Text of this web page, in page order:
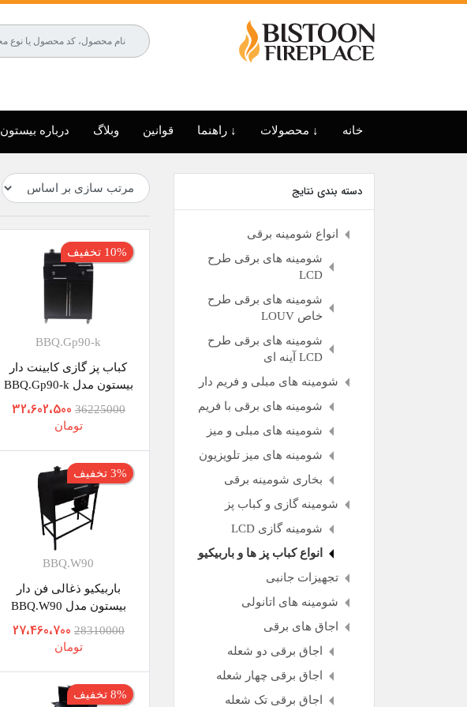
خانه ↓ محصولات ↓ راهنما قوانین وبلاگ درباره بیستون
دسته بندی نتایج
انواع شومینه برقی
شومینه های برقی طرح
LCD
شومینه های برقی طرح
خاص LOUV
شومینه های برقی طرح
LCD آینه ای
شومینه های مبلی و فریم دار
شومینه های برقی با فریم
شومینه های مبلی و میز
شومینه های میز تلویزیون
بخاری شومینه برقی
شومینه گازی و کباب پز
شومینه گازی LCD
انواع کباب پز ها و باربیکیو
تجهیزات جانبی
شومینه های اتانولی
اجاق های برقی
اجاق برقی دو شعله
اجاق برقی چهار شعله
اجاق برقی تک شعله
10% تخفیف
BBQ.Gp90-k
کباب پز گازی کابینت دار
بیستون مدل BBQ.Gp90-k
36225000 32،602،500
تومان
3% تخفیف
BBQ.W90
باربیکیو ذغالی فن دار
بیستون مدل BBQ.W90
28310000 27،460،700
تومان
8% تخفیف